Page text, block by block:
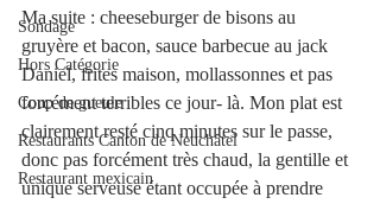
Sondage
Hors Catégorie
Coup de gueule
Restaurants Canton de Neuchâtel
Restaurant mexicain
Ma suite : cheeseburger de bisons au
gruyère et bacon, sauce barbecue au jack
Daniel, frites maison, mollassonnes et pas
forcément terribles ce jour- là. Mon plat est
clairement resté cinq minutes sur le passe,
donc pas forcément très chaud, la gentille et
unique serveuse étant occupée à prendre